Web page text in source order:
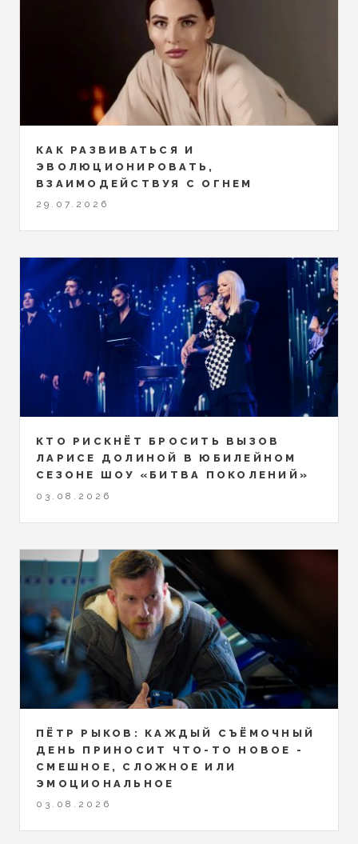
КАК РАЗВИВАТЬСЯ И
ЭВОЛЮЦИОНИРОВАТЬ,
ВЗАИМОДЕЙСТВУЯ С ОГНЕМ
29.07.2026
КТО РИСКНЁТ БРОСИТЬ ВЫЗОВ
ЛАРИСЕ ДОЛИНОЙ В ЮБИЛЕЙНОМ
СЕЗОНЕ ШОУ «БИТВА ПОКОЛЕНИЙ»
03.08.2026
ПЁТР РЫКОВ: КАЖДЫЙ СЪЁМОЧНЫЙ
ДЕНЬ ПРИНОСИТ ЧТО-ТО НОВОЕ -
СМЕШНОЕ, СЛОЖНОЕ ИЛИ
ЭМОЦИОНАЛЬНОЕ
03.08.2026